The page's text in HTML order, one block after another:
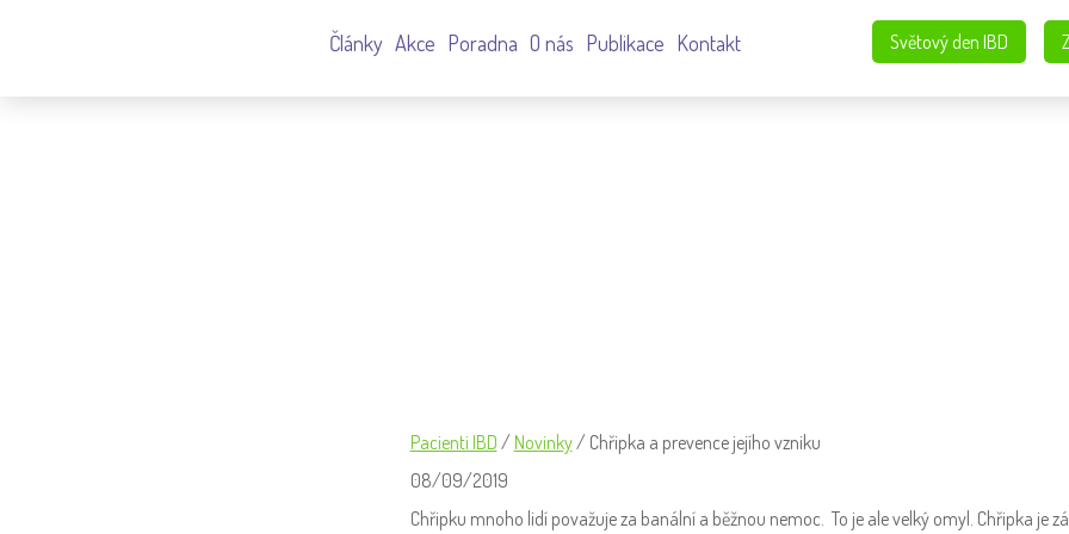
Světový den IBD
Články Akce Poradna O nás Publikace Kontakt
Pacienti IBD / Novinky/ Chřipka a prevence jejího vzniku
08/09/2019
Chřipku mnoho lidí považuje za banální a běžnou nemoc. To je ale velký omyl. Chřipka je